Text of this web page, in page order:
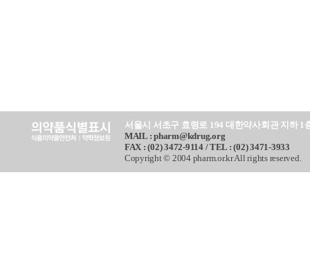
서울시 서초구 효령로 194 대한약사회관 지하 1
MAIL : pharm@kdrug.org
FAX : (02) 3472-9114 / TEL : (02) 3471-3933
Copyright © 2004 pharm.or.kr All rights reserved.